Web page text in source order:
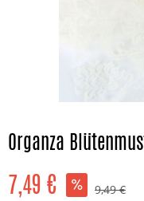
Organza
7,49 €
9,49 €